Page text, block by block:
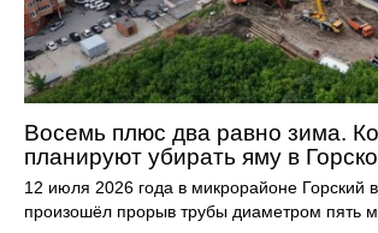
Восемь плюс два равно зима.
планируют убирать яму в
12 июля 2026 года в микрорайоне Горский
произошёл прорыв трубы диаметром пять